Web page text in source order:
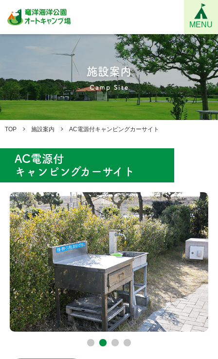
MENU
施設案内
Camp Site
TOP 施設案内 AC電源付キャンピングカーサイト
AC電源付
キャンピングカーサイト